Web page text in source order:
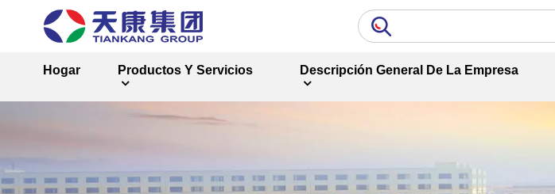
Hogar
Productos Y Servicios Descripción General De La Empresa